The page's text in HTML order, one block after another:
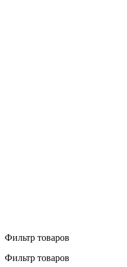
Фильтр товаров
Фильтр товаров